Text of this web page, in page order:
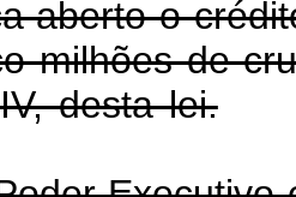
aberto o
milhões de
desta lei.